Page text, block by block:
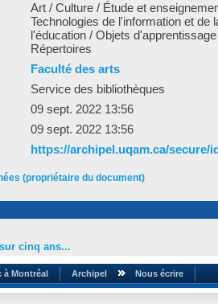
Art / Culture / Étude et
Technologies de l'information et de
l'éducation / Objets
Répertoires
Faculté des arts
Service des bibliothèques
09 sept. 2022 13:56
09 sept. 2022 13:56
https://archipel.uqam.ca/secure/
(propriétaire du document)
cinq ans...
à Montréal Archipel Nous écrire